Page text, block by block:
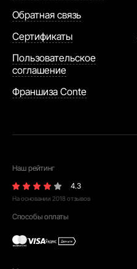
Обратная связь
Сертификаты
Пользовательское
соглашение
Франшиза Conte
Наш рейтинг
4.3
На основании 2018 отзывов
Способы оплаты